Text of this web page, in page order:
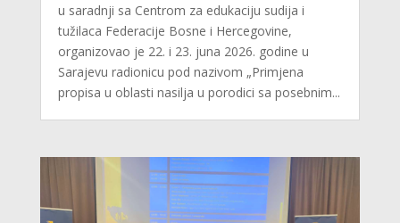
u saradnji sa Centrom za edukaciju sudija i
tužilaca Federacije Bosne i Hercegovine,
organizovao je 22. i 23. juna 2026. godine u
Sarajevu radionicu pod nazivom „Primjena
propisa u oblasti nasilja u porodici sa posebnim...